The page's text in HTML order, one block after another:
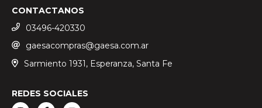
CONTACTANOS
03496-420330
gaesacompras@gaesa.com.ar
Sarmiento 1931, Esperanza, Santa Fe
REDES SOCIALES